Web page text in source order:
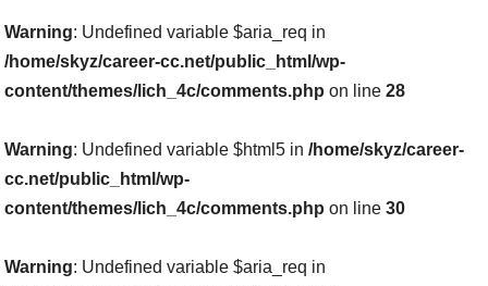
Warning: Undefined variable $aria_req in
/home/skyz/career-cc.net/public_html/wp-
content/themes/lich_4c/comments.php on line28
Warning: Undefined variable $html5 in/home/skyz/career-
cc.net/public_html/wp-
content/themes/lich_4c/comments.php on line30
Warning: Undefined variable $aria_req in